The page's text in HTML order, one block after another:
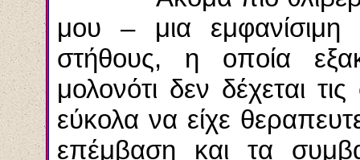
μου – μια
στήθους, η οποία
μολονότι δεν δέχεται
εύκολα να είχε
επέμβαση και τα